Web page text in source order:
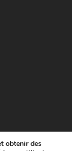
-2026.
obtenir des